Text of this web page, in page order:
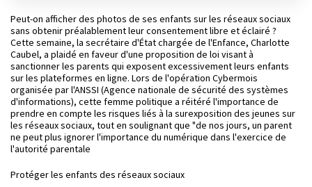
Peut-on afficher des photos de ses enfants sur les réseaux sociaux
sans obtenir préalablement leur consentement libre et éclairé ?
Cette semaine, la secrétaire d'État chargée de l'Enfance, Charlotte
Caubel, a plaidé en faveur d'une proposition de loi visant à
sanctionner les parents qui exposent excessivement leurs enfants
sur les plateformes en ligne. Lors de l'opération Cybermois
organisée par l'ANSSI (Agence nationale de sécurité des systèmes
d'informations), cette femme politique a réitéré l'importance de
prendre en compte les risques liés à la surexposition des jeunes sur
les réseaux sociaux, tout en soulignant que "de nos jours, un parent
ne peut plus ignorer l'importance du numérique dans l'exercice de
l'autorité parentale
Protéger les enfants des réseaux sociaux